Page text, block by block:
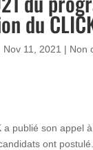
du
Nov 11, 2021 | Non
a publié son appel
ont